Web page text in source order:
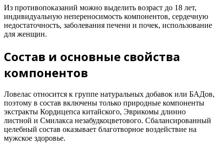
Из противопоказаний можно выделить возраст до 18 лет,
индивидуальную непереносимость компонентов, сердечную
недостаточность, заболевания печени и почек, использование
для женщин.
Состав и основные свойства
компонентов
Ловелас относится к группе натуральных добавок или БАДов,
поэтому в состав включены только природные компоненты
экстракты Кордицепса китайского, Эврикомы длинно
листной и Смилакса незабудкоцветового. Сбалансированный
целебный состав оказывает благотворное воздействие на
мужское здоровье.